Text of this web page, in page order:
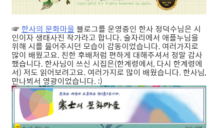
☞ 한사의 문화마을 블로그를 운영중인 한사 정덕수님은 시
인이자 생태사진 작가라고 합니다. 술자리에서 애플누님을
위해 시를 읊어주시던 모습이 감동이었습니다. 여러가지로
많이 배웠고요. 친한 후배처럼 편하게 대해주셔서 정말 감사
했습니다. 한사님이 쓰신 시집은(한계령에서, 다시 한계령에
서) 저도 읽어보려고요. 여러가지로 많이 배웠습니다. 한사님,
만나뵈서 영광이었습니다. :)